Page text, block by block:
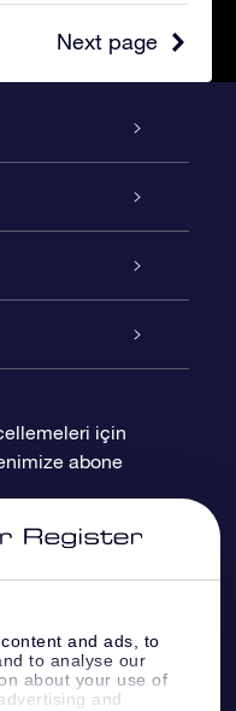
and ads, to
to analyse our
about your use of
and
Next page
gerçeklik
için
abone